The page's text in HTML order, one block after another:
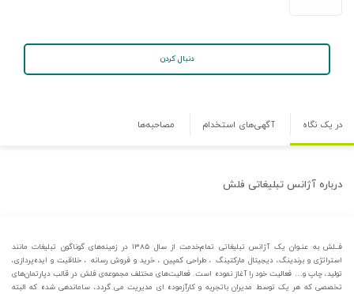
دنبال کردن
در یک نگاه آگهی‌های استخدام مصاحبه‌ها
درباره آژانس تبلیغاتی فلش
فــلش به عنـوان یک آژانس تبلیغاتی تمام‌خدمت از سال ۱۳۸۵ در زمینه‌های گوناگون تبلیغات مانند
استراتژی و برندینگ، دیجیتال مارکتینگ ، طراحی کمپین ، خرید و فروش رسانه ، خلاقیت و ایده‌پردازی،
تولید، چاپ و… فعالیت خود را آغاز نموده است. فعالیت‌های مختلف مجموعه‌ی فلش در قالب دپارتمان‌های
تخصصی که هر یک توسط مدیران باتجربه و کارآزموده ای مدیریت می گردد، ساماندهی شده که البته